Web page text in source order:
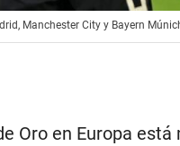
Manchester City y Bayern
Oro en Europa